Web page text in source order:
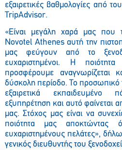
εξαιρετικές βαθμολογίες από
TripAdvisor.
«Είναι μεγάλη χαρά μας που
Novotel Athenes αυτή την
μας φεύγουν από το
ευχαριστημένοι. Η
προσφέρουμε αναγνωρίζεται
δύσκολη περίοδο. Το προσωπικό
εξαιρετικά εκπαιδευμένο
εξυπηρέτηση και αυτό φαίνεται
μας. Στόχος μας είναι να
ποιότητα μας αποκτώντας
ευχαριστημένους πελάτες»,
γενικός διευθυντής του